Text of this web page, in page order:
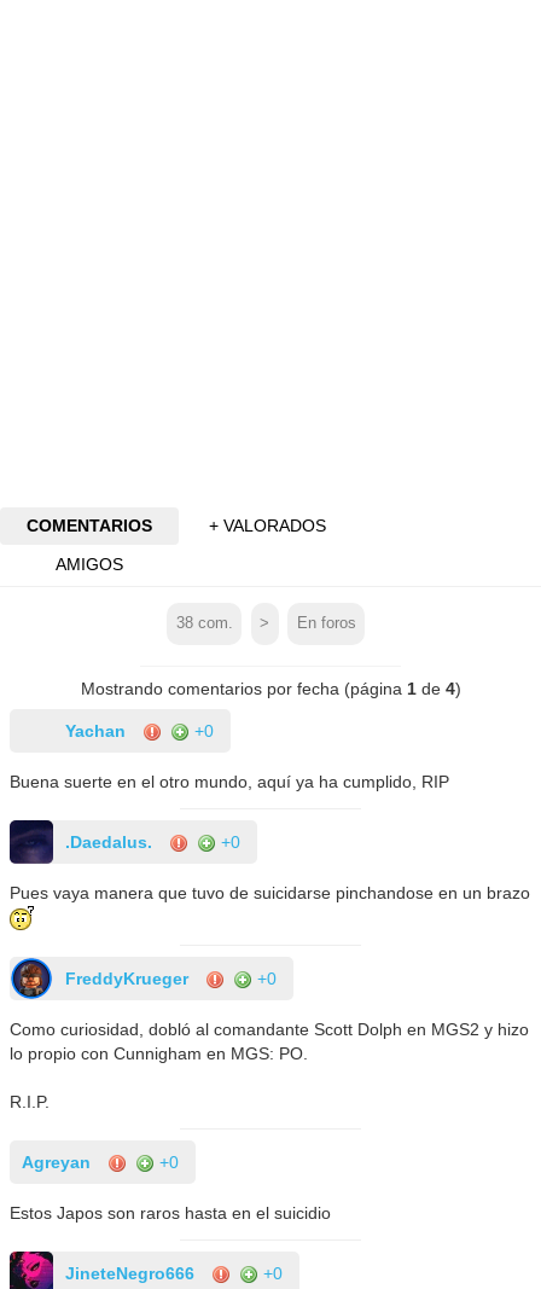
COMENTARIOS
+ VALORADOS
AMIGOS
38com. > En foros
Mostrando comentarios por fecha (página 1de 4)
Yachan +0
Buena suerte en el otro mundo, aquí ya ha cumplido, RIP
.Daedalus. +0
Pues vaya manera que tuvo de suicidarse pinchandose en un brazo
FreddyKrueger +0
Como curiosidad, dobló al comandante Scott Dolph en MGS2 y hizo
lo propio con Cunnigham en MGS: PO.
R.I.P.
Agreyan +0
Estos Japos son raros hasta en el suicidio
JineteNegro666 +0